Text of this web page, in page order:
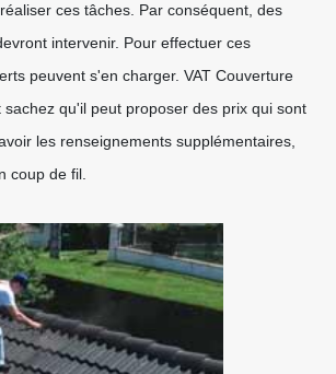
ces tâches. Par conséquent, des
intervenir. Pour effectuer ces
peuvent s'en charger. VAT Couverture
qu'il peut proposer des prix qui sont
les renseignements supplémentaires,
coup de fil.